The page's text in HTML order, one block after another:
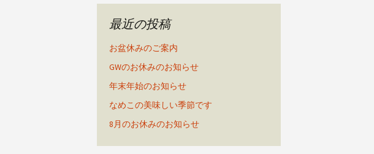
最近の投稿
お盆休みのご案内
GWのお休みのお知らせ
年末年始のお知らせ
なめこの美味しい季節です
8月のお休みのお知らせ